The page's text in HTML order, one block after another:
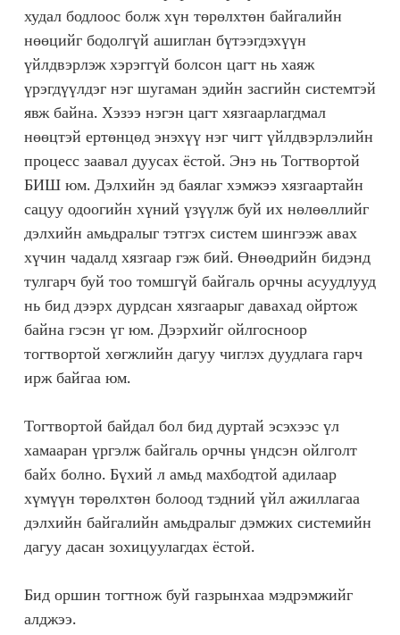
худал бодлоос болж хүн төрөлхтөн байгалийн
нөөцийг бодолгүй ашиглан бүтээгдэхүүн
үйлдвэрлэж хэрэггүй болсон цагт нь хаяж
үрэгдүүлдэг нэг шугаман эдийн засгийн системтэй
явж байна. Хэзээ нэгэн цагт хязгаарлагдмал
нөөцтэй ертөнцөд энэхүү нэг чигт үйлдвэрлэлийн
процесс заавал дуусах ёстой. Энэ нь Тогтвортой
БИШ юм. Дэлхийн эд баялаг хэмжээ хязгаартайн
сацуу одоогийн хүний үзүүлж буй их нөлөөллийг
дэлхийн амьдралыг тэтгэх систем шингээж авах
хүчин чадалд хязгаар гэж бий. Өнөөдрийн бидэнд
тулгарч буй тоо томшгүй байгаль орчны асуудлууд
нь бид дээрх дурдсан хязгаарыг давахад ойртож
байна гэсэн үг юм. Дээрхийг ойлгосноор
тогтвортой хөгжлийн дагуу чиглэх дуудлага гарч
ирж байгаа юм.
Тогтвортой байдал бол бид дуртай эсэхээс үл
хамааран үргэлж байгаль орчны үндсэн ойлголт
байх болно. Бүхий л амьд махбодтой адилаар
хүмүүн төрөлхтөн болоод тэдний үйл ажиллагаа
дэлхийн байгалийн амьдралыг дэмжих системийн
дагуу дасан зохицуулагдах ёстой.
Бид оршин тогтнож буй газрынхаа мэдрэмжийг
алджээ.